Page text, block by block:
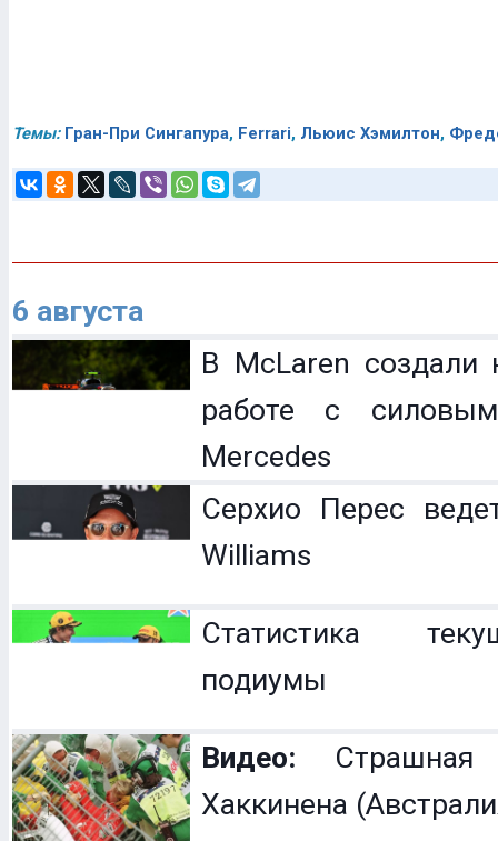
Темы: Гран-При Сингапура, Ferrari, Льюис Хэмилтон,
6 августа
В McLaren создали
работе с
Mercedes
Серхио Перес
Williams
Статистика
подиумы
Видео: Страшная
Хаккинена